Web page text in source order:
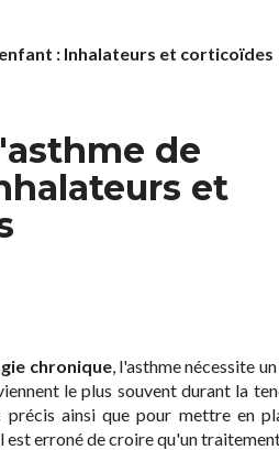
: Inhalateurs et corticoïdes
de
et
chronique, l'asthme nécessite
le plus souvent durant la
précis ainsi que pour mettre en
est erroné de croire qu'un